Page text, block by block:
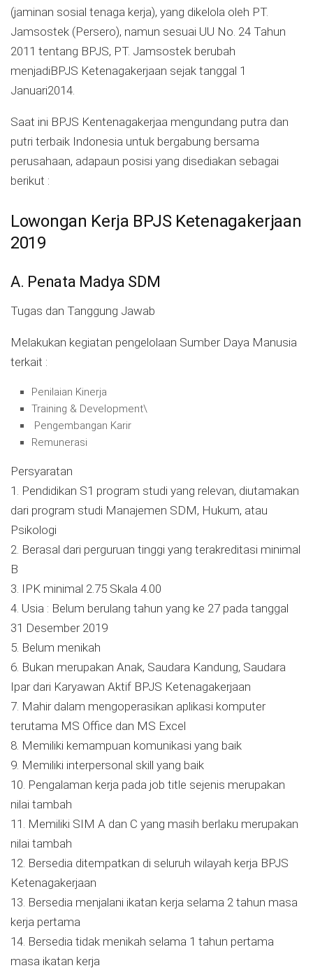
(jaminan sosial tenaga kerja), yang dikelola oleh PT.
Jamsostek (Persero), namun sesuai UU No. 24 Tahun
2011 tentang BPJS, PT. Jamsostek berubah
menjadiBPJS Ketenagakerjaan sejak tanggal 1
Januari2014.
Saat ini BPJS Kentenagakerjaa mengundang putra dan
putri terbaik Indonesia untuk bergabung bersama
perusahaan, adapaun posisi yang disediakan sebagai
berikut :
Lowongan Kerja BPJS Ketenagakerjaan
2019
A. Penata Madya SDM
Tugas dan Tanggung Jawab
Melakukan kegiatan pengelolaan Sumber Daya Manusia
terkait :
Penilaian Kinerja
Training & Development\
Pengembangan Karir
Remunerasi
Persyaratan
1. Pendidikan S1 program studi yang relevan, diutamakan
dari program studi Manajemen SDM, Hukum, atau
Psikologi
2. Berasal dari perguruan tinggi yang terakreditasi minimal
B
3. IPK minimal 2.75 Skala 4.00
4. Usia : Belum berulang tahun yang ke 27 pada tanggal
31 Desember 2019
5. Belum menikah
6. Bukan merupakan Anak, Saudara Kandung, Saudara
Ipar dari Karyawan Aktif BPJS Ketenagakerjaan
7. Mahir dalam mengoperasikan aplikasi komputer
terutama MS Office dan MS Excel
8. Memiliki kemampuan komunikasi yang baik
9. Memiliki interpersonal skill yang baik
10. Pengalaman kerja pada job title sejenis merupakan
nilai tambah
11. Memiliki SIM A dan C yang masih berlaku merupakan
nilai tambah
12. Bersedia ditempatkan di seluruh wilayah kerja BPJS
Ketenagakerjaan
13. Bersedia menjalani ikatan kerja selama 2 tahun masa
kerja pertama
14. Bersedia tidak menikah selama 1 tahun pertama
masa ikatan kerja